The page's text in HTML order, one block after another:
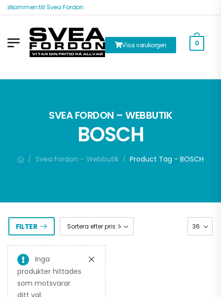
Välkommen till Svea Fordon
Visa varukorgen 0
SVEA FORDON – WEBBUTIK
BOSCH
/ Svea Fordon – Webbutik / Product Tag - BOSCH
FILTER
Inga
produkter hittades
som motsvarar